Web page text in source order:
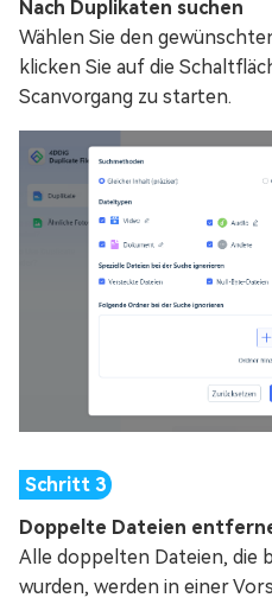
Nach Duplikaten suchen
Wählen Sie den
klicken Sie auf die
Scanvorgang zu starten.
Doppelte Dateien
Alle doppelten Dateien, die
wurden, werden in einer